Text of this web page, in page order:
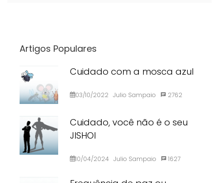
Artigos Populares
Cuidado com a mosca azul
03/10/2022 Julio Sampaio 2762
Cuidado, você não é o seu
JISHOI
10/04/2024 Julio Sampaio 1627